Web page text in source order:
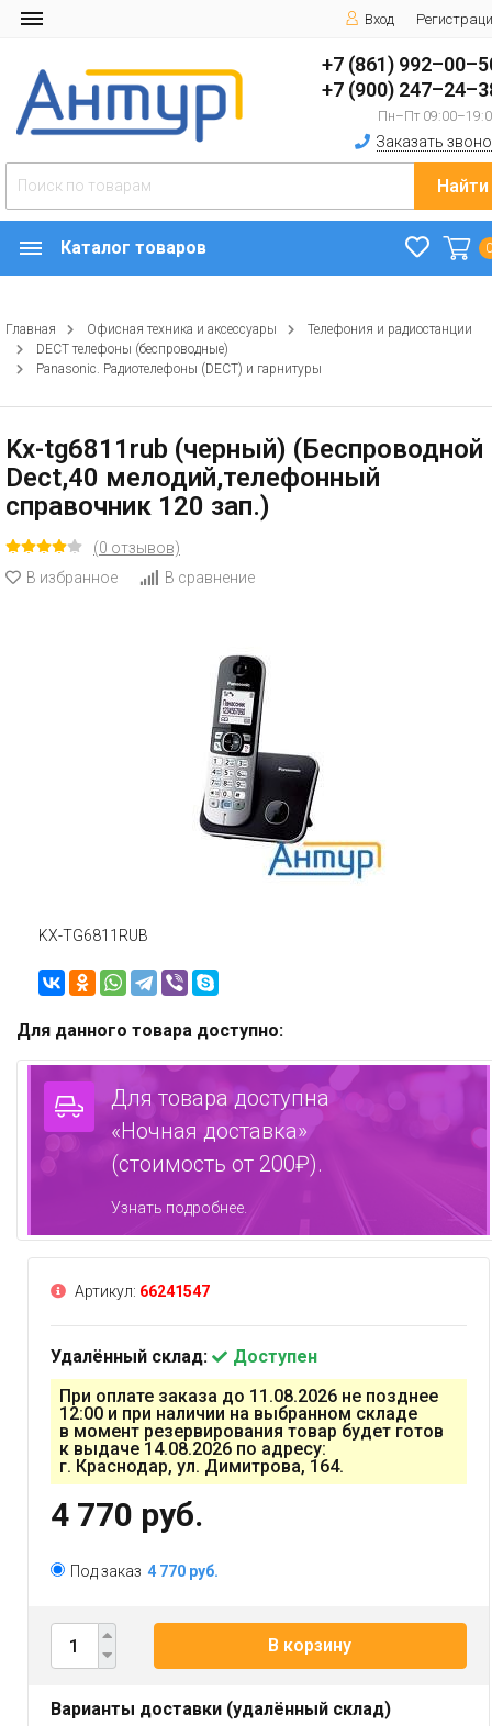
Вход
+7 (861)
+7 (900)
Пн–Пт
Заказать
Найти
Каталог товаров
Главная Офисная техника и аксессуары
Телефония и радиостанции
DECT телефоны (беспроводные)
Panasonic. Радиотелефоны (DECT) и гарнитуры
Kx-tg6811rub (черный) (Беспроводной
Dect,40 мелодий,телефонный
справочник 120 зап.)
(0 отзывов)
В избранное
В сравнение
KX-TG6811RUB
Для данного товара доступно:
Для товара доступна
«Ночная доставка»
(стоимость от 200₽).
Узнать подробнее.
Артикул: 66241547
Удалённый склад:
Доступен
При оплате заказа до 11.08.2026 не позднее
12:00 и при наличии на выбранном складе
в момент резервирования товар будет готов
к выдаче 14.08.2026 по адресу:
г. Краснодар, ул. Димитрова, 164.
4 770 руб.
Под заказ 4 770 руб.
В корзину
Варианты доставки (удалённый склад)